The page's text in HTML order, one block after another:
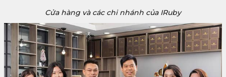
Cửa hàng và các chi nhánh của IRuby